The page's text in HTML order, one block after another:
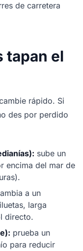
de carretera
tapan el
rápido. Si
des por perdido
sube un
encima del mar de
a un
larga
directo.
prueba un
para reducir